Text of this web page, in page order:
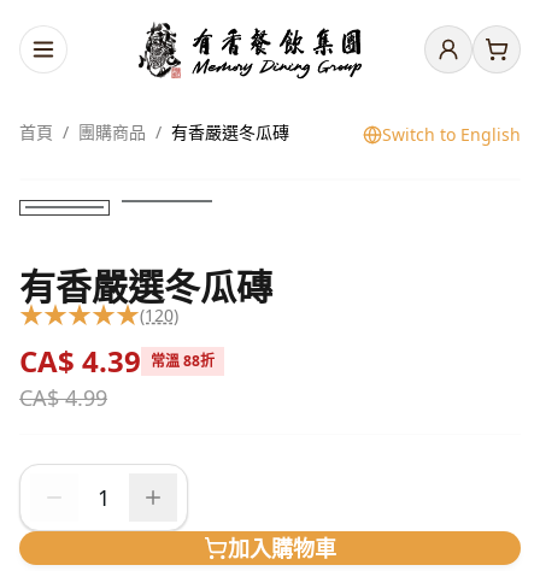
首頁 / 團購商品 / 有香嚴選冬瓜磚 Switch to English
有香嚴選冬瓜磚
★★★★★(120)
CA$ 4.39 常溫 88折
CA$4.99
加入購物車